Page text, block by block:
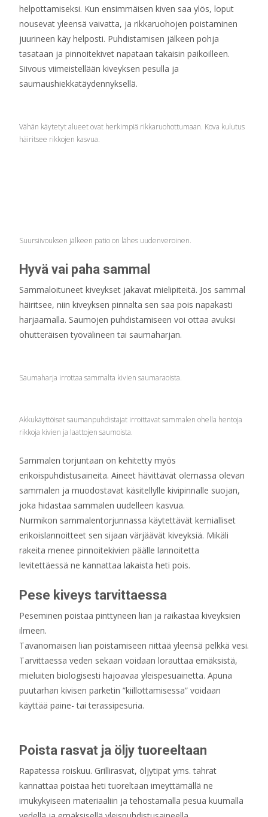
helpottamiseksi. Kun ensimmäisen kiven saa ylös, loput
nousevat yleensä vaivatta, ja rikkaruohojen poistaminen
juurineen käy helposti. Puhdistamisen jälkeen pohja
tasataan ja pinnoitekivet napataan takaisin paikoilleen.
Siivous viimeistellään kiveyksen pesulla ja
saumaushiekkatäydennyksellä.
Vähän käytetyt alueet ovat herkimpiä rikkaruohottumaan. Kova kulutus
häiritsee rikkojen kasvua.
Suursiivouksen jälkeen patio on lähes uudenveroinen.
Hyvä vai paha sammal
Sammaloituneet kiveykset jakavat mielipiteitä. Jos sammal
häiritsee, niin kiveyksen pinnalta sen saa pois napakasti
harjaamalla. Saumojen puhdistamiseen voi ottaa avuksi
ohutteräisen työvälineen tai saumaharjan.
Saumaharja irrottaa sammalta kivien saumaraoista.
Akkukäyttöiset saumanpuhdistajat irroittavat sammalen ohella hentoja
rikkoja kivien ja laattojen saumoista.
Sammalen torjuntaan on kehitetty myös
erikoispuhdistusaineita. Aineet hävittävät olemassa olevan
sammalen ja muodostavat käsitellylle kivipinnalle suojan,
joka hidastaa sammalen uudelleen kasvua.
Nurmikon sammalentorjunnassa käytettävät kemialliset
erikoislannoitteet sen sijaan värjäävät kiveyksiä. Mikäli
rakeita menee pinnoitekivien päälle lannoitetta
levitettäessä ne kannattaa lakaista heti pois.
Pese kiveys tarvittaessa
Peseminen poistaa pinttyneen lian ja raikastaa kiveyksien
ilmeen.
Tavanomaisen lian poistamiseen riittää yleensä pelkkä vesi.
Tarvittaessa veden sekaan voidaan lorauttaa emäksistä,
mieluiten biologisesti hajoavaa yleispesuainetta. Apuna
puutarhan kivisen parketin ”kiillottamisessa” voidaan
käyttää paine- tai terassipesuria.
Poista rasvat ja öljy tuoreeltaan
Rapatessa roiskuu. Grillirasvat, öljytipat yms. tahrat
kannattaa poistaa heti tuoreltaan imeyttämällä ne
imukykyiseen materiaaliin ja tehostamalla pesua kuumalla